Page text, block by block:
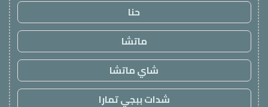
حنا
ماتشا
شاي ماتشا
شدات ببجي تمارا